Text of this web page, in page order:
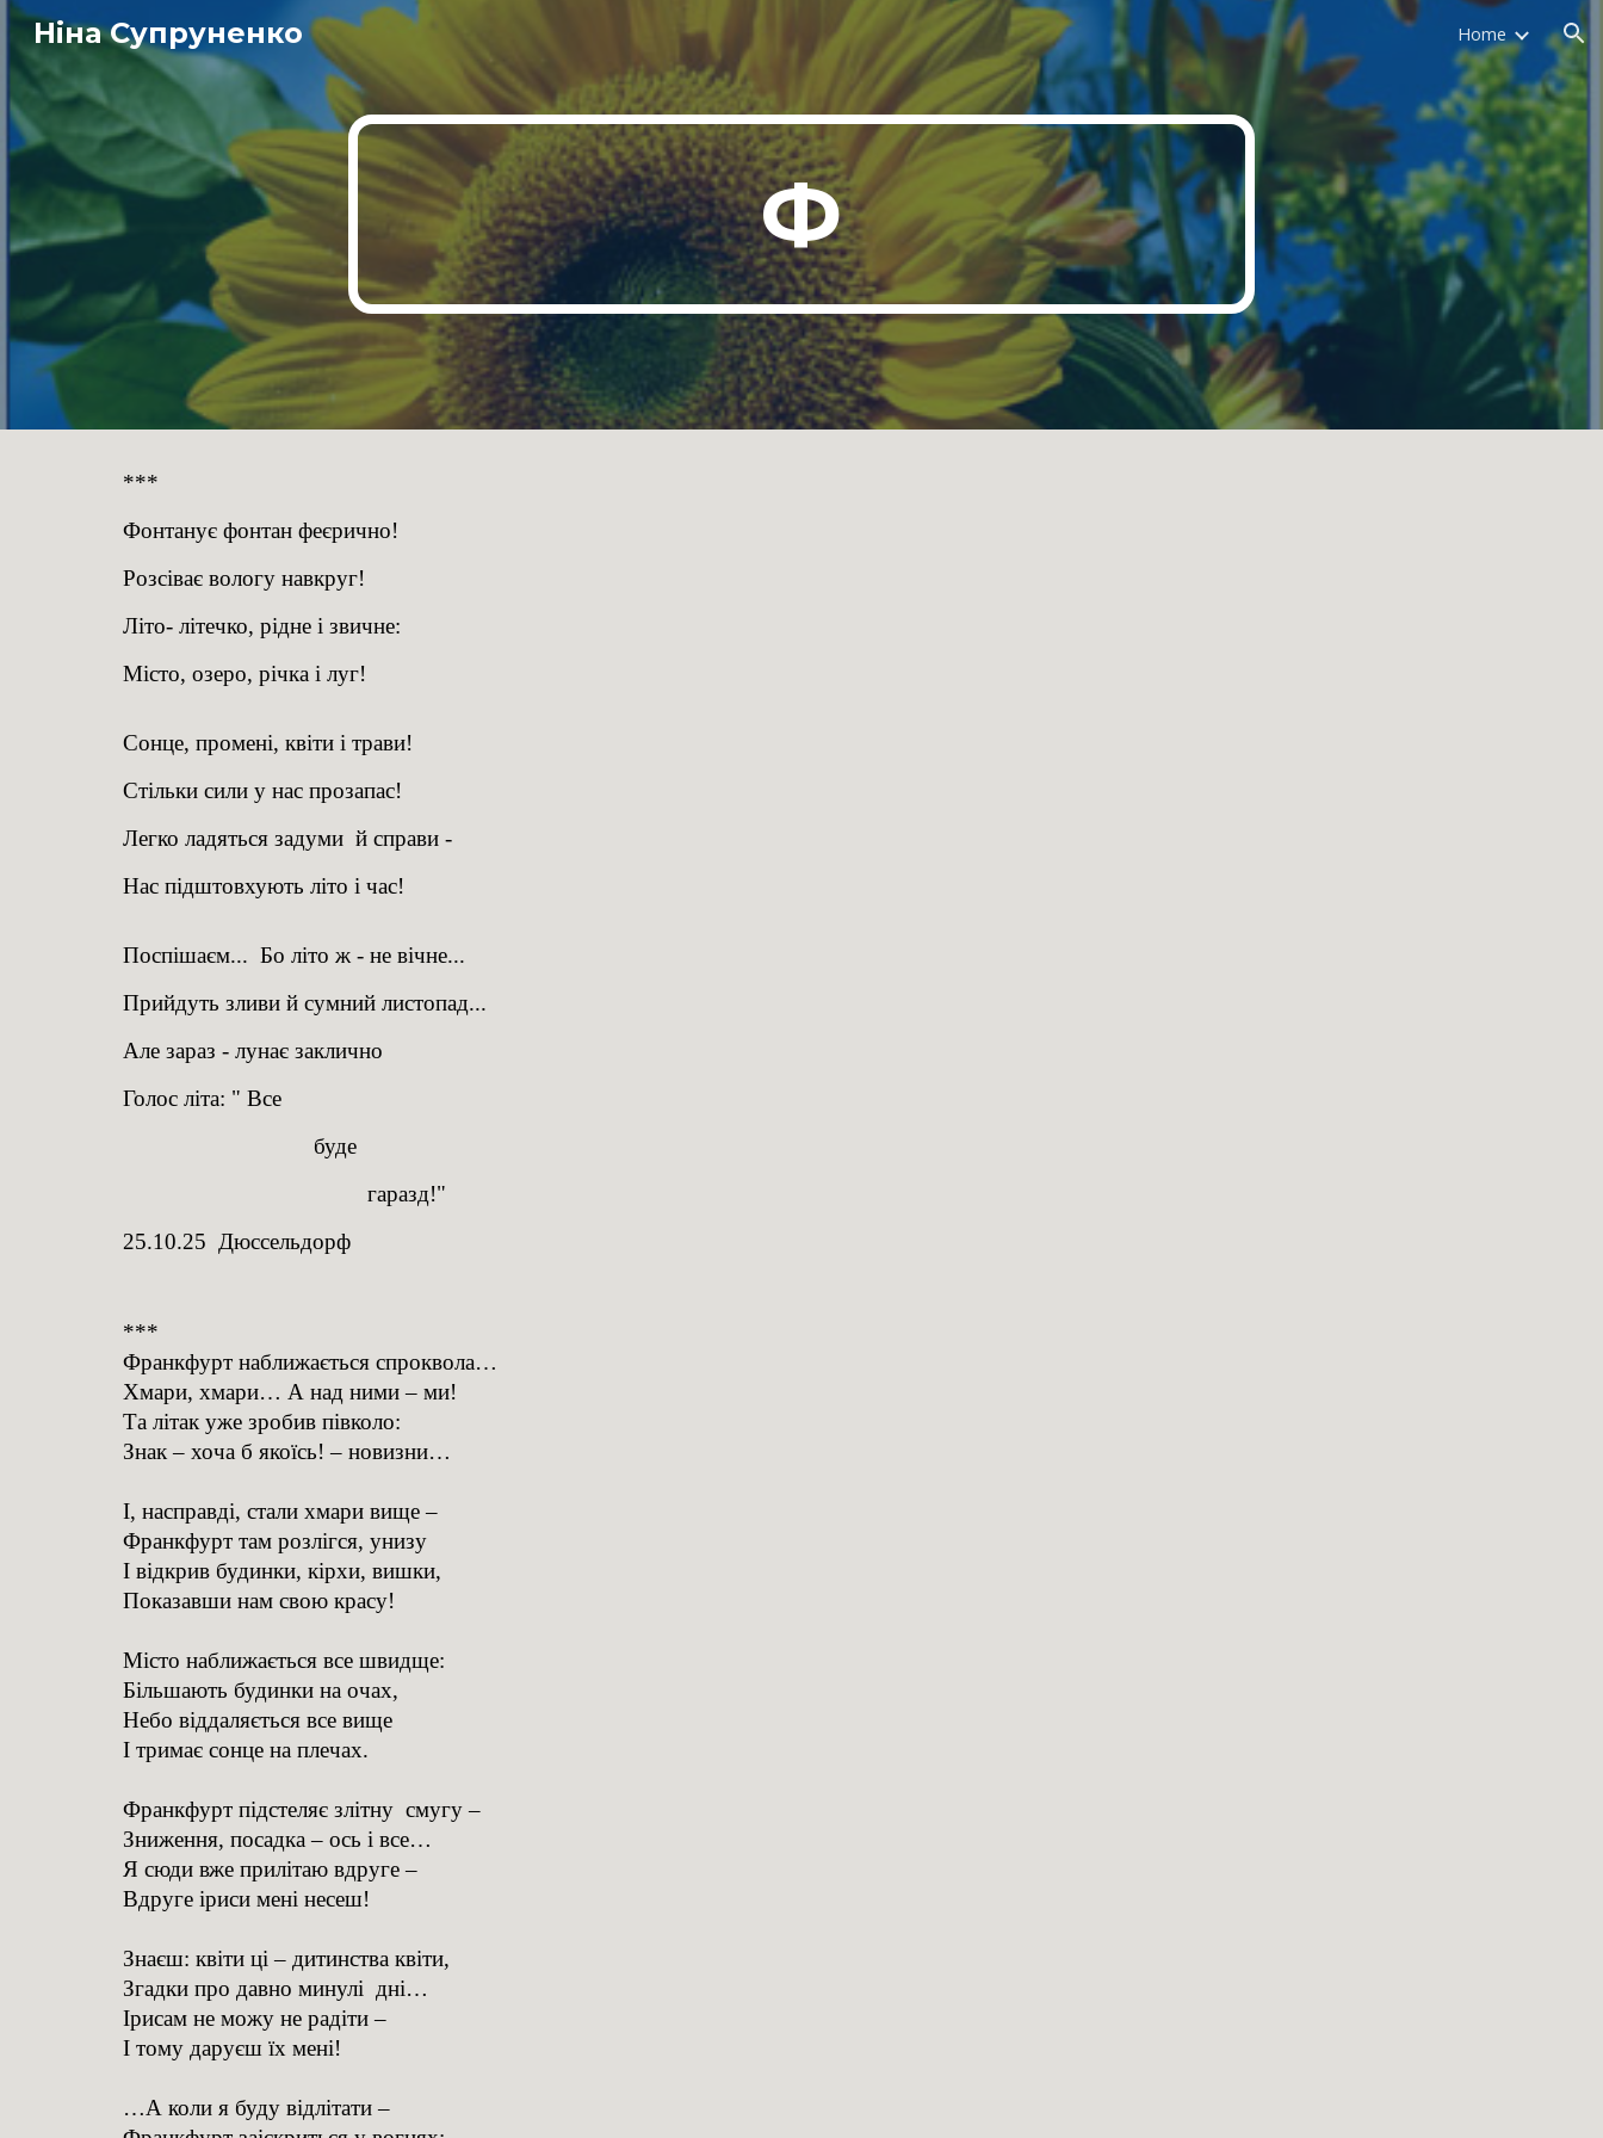
Skip to navigation
Ніна Супруненко Home
Ф
***
Фонтанує фонтан феєрично!
Розсіває вологу навкруг!
Літо- літечко, рідне і звичне:
Місто, озеро, річка і луг!
Сонце, промені, квіти і трави!
Стільки сили у нас прозапас!
Легко ладяться задуми й справи -
Нас підштовхують літо і час!
Поспішаєм... Бо літо ж - не вічне...
Прийдуть зливи й сумний листопад...
Але зараз - лунає заклично
Голос літа: " Все
буде
гаразд!"
25.10.25 Дюссельдорф
***
Франкфурт наближається спроквола…
Хмари, хмари… А над ними – ми!
Та літак уже зробив півколо:
Знак – хоча б якоїсь! – новизни…
І, насправді, стали хмари вище –
Франкфурт там розлігся, унизу
І відкрив будинки, кірхи, вишки,
Показавши нам свою красу!
Місто наближається все швидще:
Більшають будинки на очах,
Небо віддаляється все вище
І тримає сонце на плечах.
Франкфурт підстеляє злітну смугу –
Зниження, посадка – ось і все…
Я сюди вже прилітаю вдруге –
Вдруге іриси мені несеш!
Знаєш: квіти ці – дитинства квіти,
Згадки про давно минулі дні…
Ірисам не можу не радіти –
І тому даруєш їх мені!
…А коли я буду відлітати –